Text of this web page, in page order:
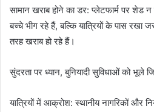
सामान खराब होने का डर: प्लेटफार्म पर शेड
बच्चे भीग रहे हैं, बल्कि यात्रियों के पास रखा
तरह खराब हो रहे हैं।
सुंदरता पर ध्यान, बुनियादी सुविधाओं को भूले
यात्रियों में आक्रोश: स्थानीय नागरिकों और